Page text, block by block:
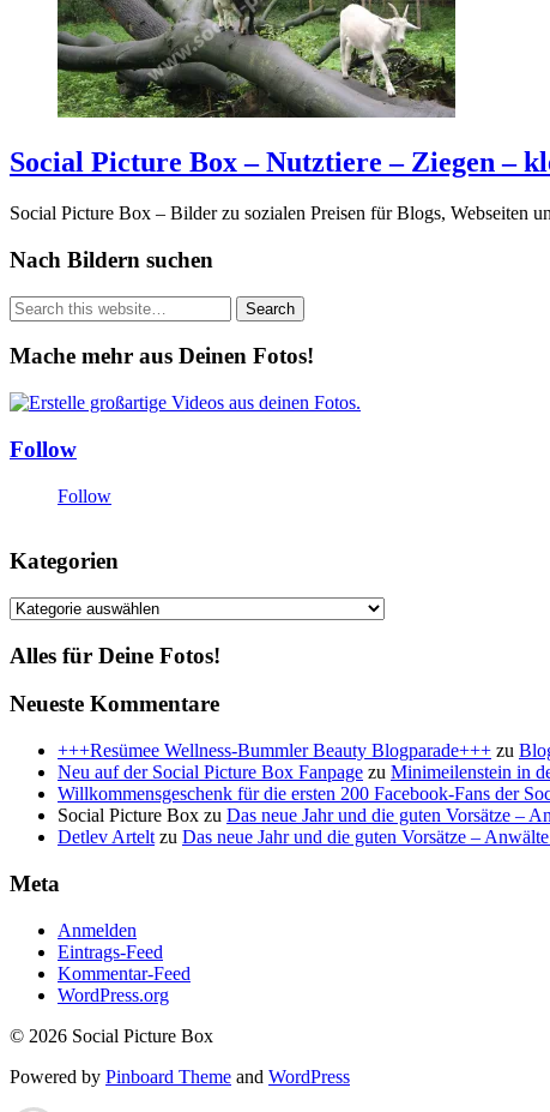
Social Picture Box – Nutztiere – Ziegen –
Social Picture Box – Bilder zu sozialen Preisen für Blogs, Webseiten
Nach Bildern suchen
Mache mehr aus Deinen Fotos!
Follow
Follow
Kategorien
Kategorien
Alles für Deine Fotos!
Neueste Kommentare
+++Resümee Wellness-Bummler Beauty Blogparade+++ zu
Neu auf der Social Picture Box Fanpage zu Minimeilenstein in
Willkommensgeschenk für die ersten 200 Facebook-Fans der
Social Picture Box zu Das neue Jahr und die guten Vorsätze –
Detlev Artelt zu Das neue Jahr und die guten Vorsätze –
Meta
Anmelden
Eintrags-Feed
Kommentar-Feed
WordPress.org
© 2026 Social Picture Box
Powered by Pinboard Theme and WordPress